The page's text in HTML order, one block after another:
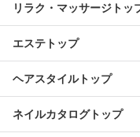
リラク・マッサージトッ
エステトップ
ヘアスタイルトップ
ネイルカタログトップ